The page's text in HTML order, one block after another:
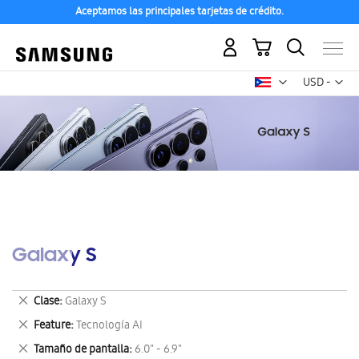
Aceptamos las principales tarjetas de crédito.
USD -
dólar
Mi carrito
Galaxy S
Clase Galaxy S
Eliminar
este
artículo
Feature Tecnología AI
Eliminar
este
Tamaño de pantalla 6.0" - 6.9"
Eliminar